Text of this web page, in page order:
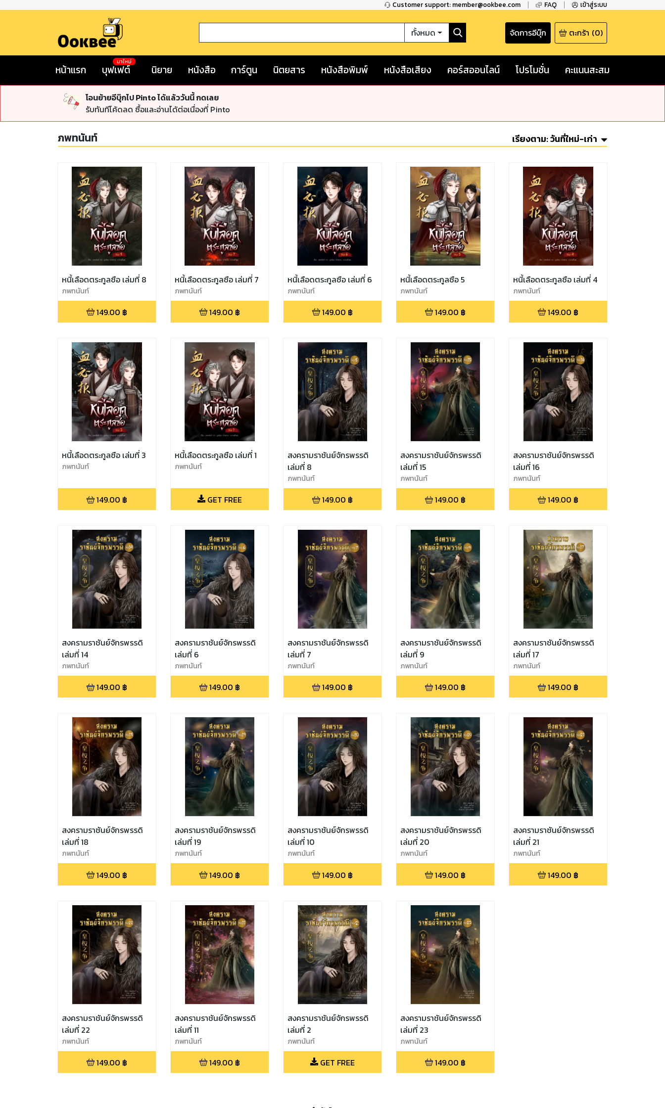
Customer support: member@ookbee.com FAQ เข้าสู่ระบบ
ทั้งหมด จัดการอีบุ๊ก ตะกร้า (0)
หน้าแรก บุฟเฟต์
มาใหม่
นิยาย หนังสือ การ์ตูน นิตยสาร หนังสือพิมพ์ หนังสือเสียง คอร์สออนไลน์ โปรโมชั่น คะแนนสะสม
โอนย้ายอีบุ๊กไป Pinto ได้แล้ววันนี้ กดเลย
รับทันทีโค้ดลด ซื้อและอ่านได้ต่อเนื่องที่ Pinto
ภพทนันท์ เรียงตาม:วันที่ใหม่-เก่า
หนี้เลือดตระกูลซือ เล่มที่ 8
ภพทนันท์
149.00 ฿
หนี้เลือดตระกูลซือ เล่มที่ 7
ภพทนันท์
149.00 ฿
หนี้เลือดตระกูลซือ เล่มที่ 6
ภพทนันท์
149.00 ฿
หนี้เลือดตระกูลซือ 5
ภพทนันท์
149.00 ฿
หนี้เลือดตระกูลซือ เล่มที่ 4
ภพทนันท์
149.00 ฿
หนี้เลือดตระกูลซือ เล่มที่ 3
ภพทนันท์
149.00 ฿
หนี้เลือดตระกูลซือ เล่มที่ 1
ภพทนันท์
GET FREE
สงครามราชันย์จักรพรรดิ
เล่มที่ 8
ภพทนันท์
149.00 ฿
สงครามราชันย์จักรพรรดิ
เล่มที่ 15
ภพทนันท์
149.00 ฿
สงครามราชันย์จักรพรรดิ
เล่มที่ 16
ภพทนันท์
149.00 ฿
สงครามราชันย์จักรพรรดิ
เล่มที่ 14
ภพทนันท์
149.00 ฿
สงครามราชันย์จักรพรรดิ
เล่มที่ 6
ภพทนันท์
149.00 ฿
สงครามราชันย์จักรพรรดิ
เล่มที่ 7
ภพทนันท์
149.00 ฿
สงครามราชันย์จักรพรรดิ
เล่มที่ 9
ภพทนันท์
149.00 ฿
สงครามราชันย์จักรพรรดิ
เล่มที่ 17
ภพทนันท์
149.00 ฿
สงครามราชันย์จักรพรรดิ
เล่มที่ 18
ภพทนันท์
149.00 ฿
สงครามราชันย์จักรพรรดิ
เล่มที่ 19
ภพทนันท์
149.00 ฿
สงครามราชันย์จักรพรรดิ
เล่มที่ 10
ภพทนันท์
149.00 ฿
สงครามราชันย์จักรพรรดิ
เล่มที่ 20
ภพทนันท์
149.00 ฿
สงครามราชันย์จักรพรรดิ
เล่มที่ 21
ภพทนันท์
149.00 ฿
สงครามราชันย์จักรพรรดิ
เล่มที่ 22
ภพทนันท์
149.00 ฿
สงครามราชันย์จักรพรรดิ
เล่มที่ 11
ภพทนันท์
149.00 ฿
สงครามราชันย์จักรพรรดิ
เล่มที่ 2
ภพทนันท์
GET FREE
สงครามราชันย์จักรพรรดิ
เล่มที่ 23
ภพทนันท์
149.00 ฿